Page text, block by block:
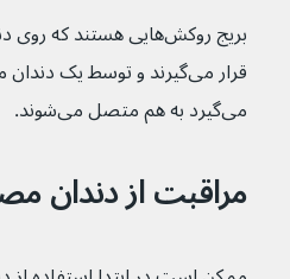
قرار می‌گیرند و توسط یک
می‌گیرد به هم متصل می‌شوند.
مراقبت از دندان